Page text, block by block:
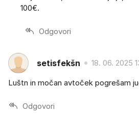
100€.
Odgovori
setisfekšn 18. 06. 2025
Luštn in močan avtoček pogrešam
Odgovori